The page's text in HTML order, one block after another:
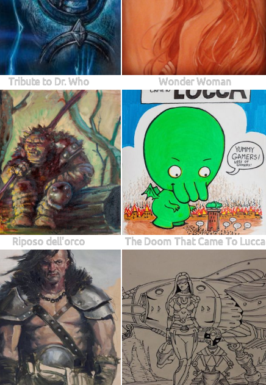
Tribute to Dr. Who Wonder Woman
Riposo dell'orco The Doom That Came To Lucca